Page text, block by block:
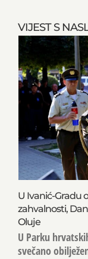
VIJEST S
U Ivanić-Gradu
zahvalnosti,
Oluje
U Parku
svečano